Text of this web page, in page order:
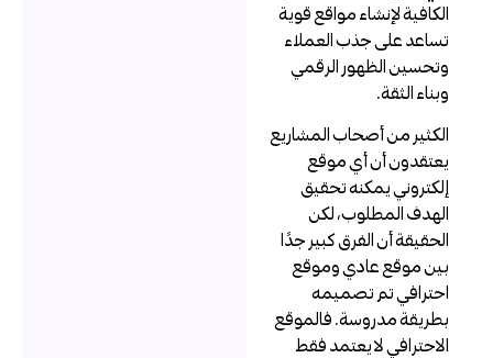
الكافية لإنشاء مواقع قوية
تساعد على جذب العملاء
وتحسين الظهور الرقمي
وبناء الثقة.
الكثير من أصحاب المشاريع
يعتقدون أن أي موقع
إلكتروني يمكنه تحقيق
الهدف المطلوب، لكن
الحقيقة أن الفرق كبير جدًا
بين موقع عادي وموقع
احترافي تم تصميمه
بطريقة مدروسة. فالموقع
الاحترافي لا يعتمد فقط